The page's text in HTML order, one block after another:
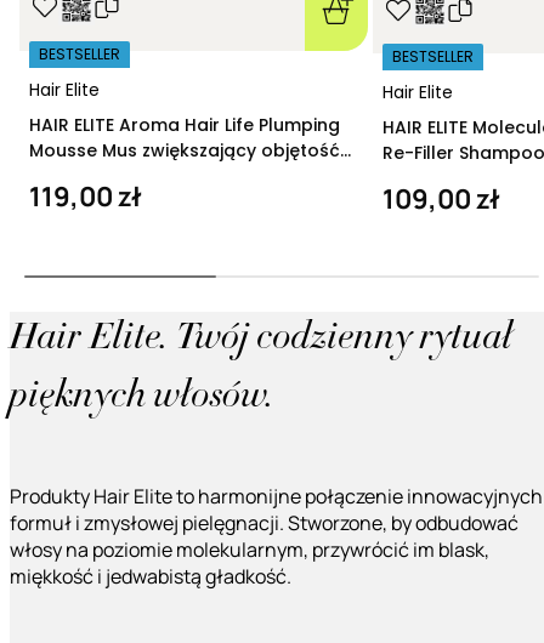
Hair Elite
BESTSELLER
HAIR ELITE Aroma Hair Life Plumping
Mousse Mus zwiększający objętość
119,00 zł
Hair Elite
BESTSELLER
HAIR ELITE
Re-Filler
109,00 zł
Hair Elite. Twój codzienny rytuał
pięknych włosów.
Produkty Hair Elite to harmonijne połączenie innowacyjnych
formuł i zmysłowej pielęgnacji. Stworzone, by odbudować
włosy na poziomie molekularnym, przywrócić im blask,
miękkość i jedwabistą gładkość.